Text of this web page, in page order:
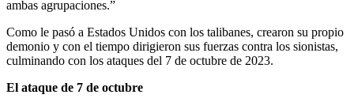
ambas agrupaciones.” ​
Como le pasó a Estados Unidos con los talibanes, crearon su propio
demonio y con el tiempo dirigieron sus fuerzas contra los sionistas,
culminando con los ataques del 7 de octubre de 2023.
El ataque de 7 de octubre